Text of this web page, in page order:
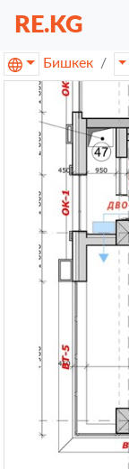
RE.KG
Бишкек